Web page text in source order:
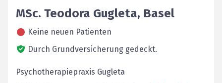
MSc. Teodora Gugleta, Basel
Keine neuen Patienten
Durch Grundversicherung gedeckt.
Psychotherapiepraxis Gugleta